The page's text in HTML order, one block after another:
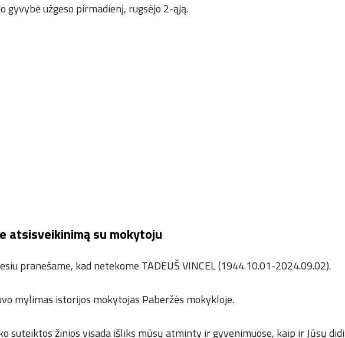
gyvybė užgeso pirmadienį, rugsėjo 2-ąją.
atsisveikinimą su mokytoju
pranešame, kad netekome TADEUŠ VINCEL (1944.10.01-2024.09.02).
mylimas istorijos mokytojas Paberžės mokykloje.
suteiktos žinios visada išliks mūsų atminty ir gyvenimuose, kaip ir Jūsų didi